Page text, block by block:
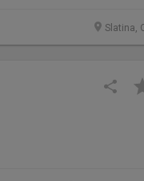
Slatina,